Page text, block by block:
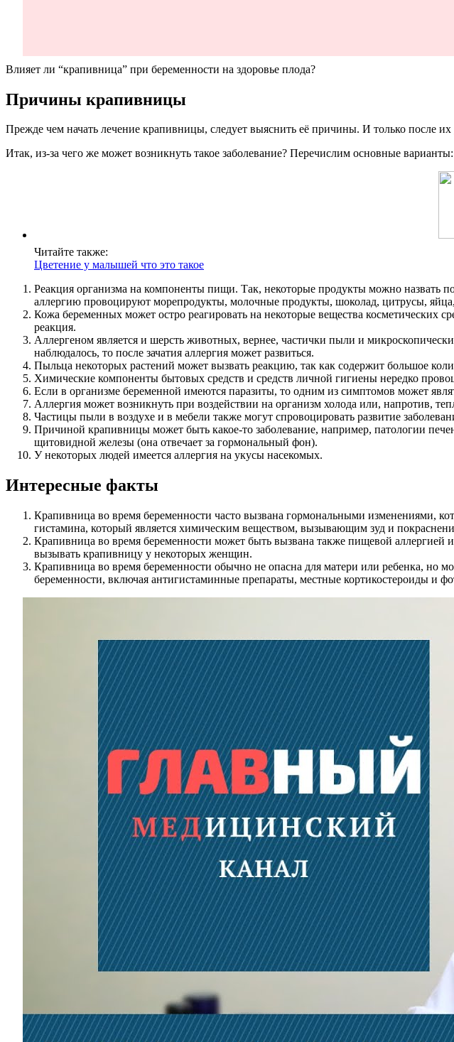
Влияет ли “крапивница” при беременности на здоровье плода?
Причины крапивницы
Прежде чем начать лечение крапивницы, следует выяснить её причины. И только после их
Итак, из-за чего же может возникнуть такое заболевание? Перечислим основные варианты:
Читайте также:
Цветение у малышей что это такое
Реакция организма на компоненты пищи. Так, некоторые продукты можно назвать
аллергию провоцируют морепродукты, молочные продукты, шоколад, цитрусы,
Кожа беременных может остро реагировать на некоторые вещества косметических
реакция.
Аллергеном является и шерсть животных, вернее, частички пыли и
наблюдалось, то после зачатия аллергия может развиться.
Пыльца некоторых растений может вызвать реакцию, так как содержит большое
Химические компоненты бытовых средств и средств личной гигиены нередко
Если в организме беременной имеются паразиты, то одним из симптомов может
Аллергия может возникнуть при воздействии на организм холода или, напротив,
Частицы пыли в воздухе и в мебели также могут спровоцировать развитие
Причиной крапивницы может быть какое-то заболевание, например, патологии
щитовидной железы (она отвечает за гормональный фон).
У некоторых людей имеется аллергия на укусы насекомых.
Интересные факты
Крапивница во время беременности часто вызвана гормональными изменениями,
гистамина, который является химическим веществом, вызывающим зуд и
Крапивница во время беременности может быть вызвана также пищевой
вызывать крапивницу у некоторых женщин.
Крапивница во время беременности обычно не опасна для матери или ребенка, но
беременности, включая антигистаминные препараты, местные кортикостероиды и